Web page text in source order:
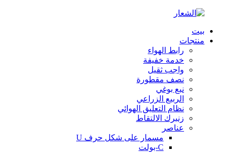
بيت
منتجات
رابط الهواء
خدمة خفيفة
واجب ثقيل
نصف مقطورة
نبع بوغي
الربيع الزراعي
نظام التعليق الهوائي
زنبرك الالتقاط
عناصر
مسمار على شكل حرف U
C-بولت